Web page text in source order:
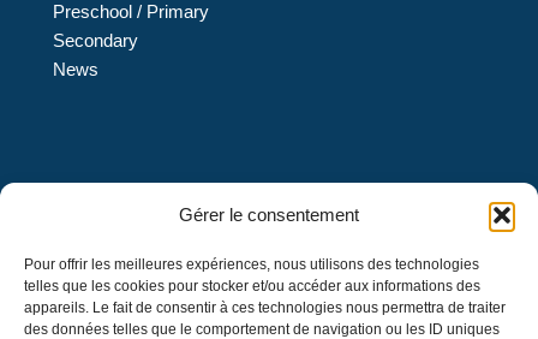
Gérer le consentement
Pour offrir les meilleures expériences, nous utilisons des technologies
telles que les cookies pour stocker et/ou accéder aux informations des
appareils. Le fait de consentir à ces technologies nous permettra de traiter
des données telles que le comportement de navigation ou les ID uniques
Preschool / Primary
Secondary
News
L’École L’Eau-Vive est une institution privée de confession
protestante évangélique et de langue française qui offre
des services d’éducation au préscolaire 4 et 5 ans et un
enseignement en formation générale au primaire et au
secondaire, menant à l’obtention d’un diplôme d’études